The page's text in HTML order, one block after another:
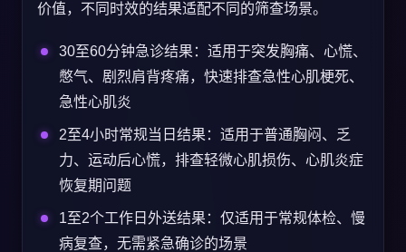
价值，不同时效的结果适配不同的筛查场景。
30至60分钟急诊结果：适用于突发胸痛、心慌、
憋气、剧烈肩背疼痛，快速排查急性心肌梗死、
急性心肌炎
2至4小时常规当日结果：适用于普通胸闷、乏
力、运动后心慌，排查轻微心肌损伤、心肌炎症
恢复期问题
1至2个工作日外送结果：仅适用于常规体检、慢
病复查，无需紧急确诊的场景